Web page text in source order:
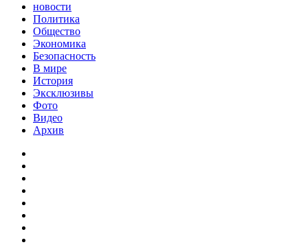
новости
Политика
Общество
Экономика
Безопасность
В мире
История
Эксклюзивы
Фото
Видео
Архив